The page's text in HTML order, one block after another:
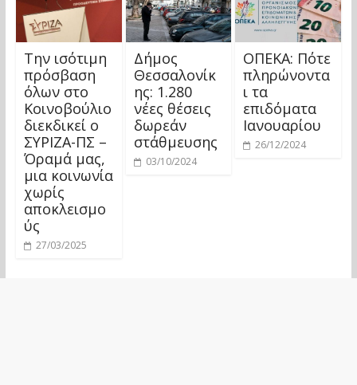
Την ισότιμη
πρόσβαση
όλων στο
Κοινοβούλιο
διεκδικεί ο
ΣΥΡΙΖΑ-ΠΣ –
Όραμά μας,
μια κοινωνία
χωρίς
αποκλεισμο
ύς
27/03/2025
Δήμος
Θεσσαλονίκ
ης: 1.280
νέες θέσεις
δωρεάν
στάθμευσης
03/10/2024
ΟΠΕΚΑ: Πότε
πληρώνοντα
ι τα
επιδόματα
Ιανουαρίου
26/12/2024